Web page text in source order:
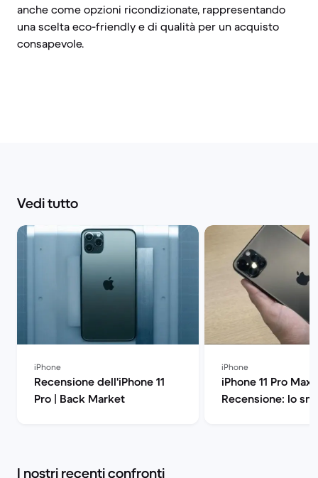
anche come opzioni ricondizionate, rappresentando
una scelta eco-friendly e di qualità per un acquisto
consapevole.
Vedi tutto
iPhone
Recensione dell'iPhone 11
Pro | Back Market
iPhone
iPhone 11 Pro Max
Recensione: lo
I nostri recenti confronti